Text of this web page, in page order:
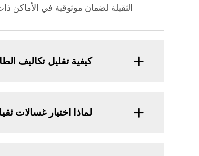
الثقيلة لضمان موثوقية في الأماكن
كيفية تقليل تكاليف
لماذا اختيار غسالات